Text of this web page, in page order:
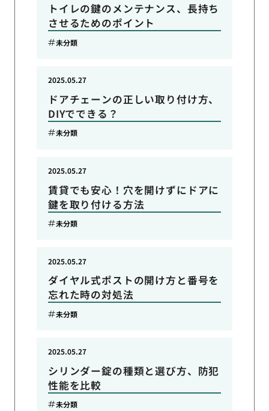
トイレの鍵のメンテナンス、長持ち
させるためのポイント
未分類
ドアチェーンの正しい取り付け方、
DIYでできる？
2025.05.27
未分類
賃貸でも安心！穴を開けずにドアに
鍵を取り付ける方法
2025.05.27
未分類
ダイヤル式ポストの開け方と番号を
忘れた時の対処法
2025.05.27
未分類
シリンダー錠の種類と選び方、防犯
性能を比較
2025.05.27
未分類